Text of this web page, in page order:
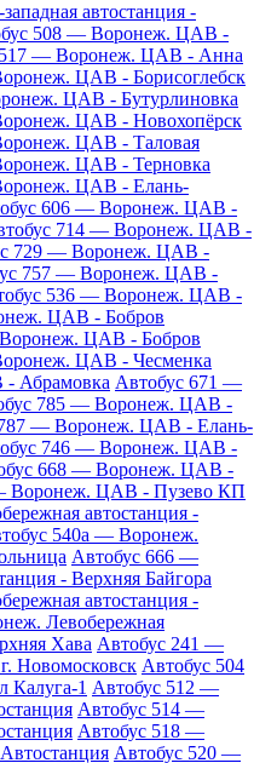
автостанция -
508 — Воронеж. ЦАВ -
517 — Воронеж. ЦАВ - Анна
ЦАВ - Борисоглебск
ЦАВ - Бутурлиновка
ЦАВ - Новохопёрск
ЦАВ - Таловая
ЦАВ - Терновка
ЦАВ - Елань-
606 — Воронеж. ЦАВ -
714 — Воронеж. ЦАВ -
729 — Воронеж. ЦАВ -
757 — Воронеж. ЦАВ -
536 — Воронеж. ЦАВ -
ЦАВ - Бобров
ЦАВ - Бобров
ЦАВ - Чесменка
Абрамовка Автобус 671 —
785 — Воронеж. ЦАВ -
— Воронеж. ЦАВ - Елань-
746 — Воронеж. ЦАВ -
668 — Воронеж. ЦАВ -
Воронеж. ЦАВ - Пузево КП
автостанция -
540а — Воронеж.
Автобус 666 —
- Верхняя Байгора
автостанция -
Левобережная
Хава Автобус 241 —
Новомосковск Автобус 504
1 Автобус 512 —
Автобус 514 —
Автобус 518 —
Автобус 520 —